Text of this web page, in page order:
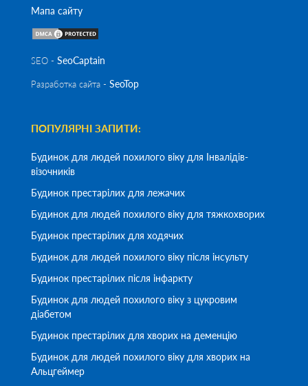
Мапа сайту
SEO - SeoСaptain
Разработка сайта - SeoTop
ПОПУЛЯРНІ ЗАПИТИ:
Будинок для людей похилого віку для Інвалідів-
візочників
Будинок престарілих для лежачих
Будинок для людей похилого віку для тяжкохворих
Будинок престарілих для ходячих
Будинок для людей похилого віку після інсульту
Будинок престарілих після інфаркту
Будинок для людей похилого віку з цукровим
діабетом
Будинок престарілих для хворих на деменцію
Будинок для людей похилого віку для хворих на
Альцгеймер